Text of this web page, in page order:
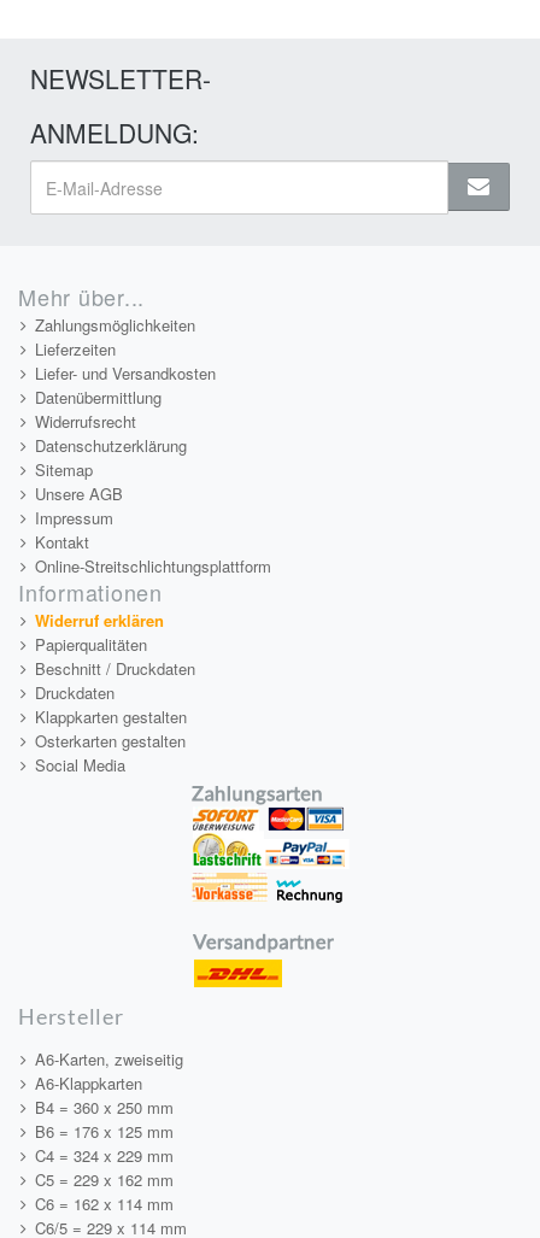
NEWSLETTER-
ANMELDUNG:
Mehr über...
Zahlungsmöglichkeiten
Lieferzeiten
Liefer- und Versandkosten
Datenübermittlung
Widerrufsrecht
Datenschutzerklärung
Sitemap
Unsere AGB
Impressum
Kontakt
Online-Streitschlichtungsplattform
Informationen
Widerruf erklären
Papierqualitäten
Beschnitt / Druckdaten
Druckdaten
Klappkarten gestalten
Osterkarten gestalten
Social Media
Hersteller
A6-Karten, zweiseitig
A6-Klappkarten
B4 = 360 x 250 mm
B6 = 176 x 125 mm
C4 = 324 x 229 mm
C5 = 229 x 162 mm
C6 = 162 x 114 mm
C6/5 = 229 x 114 mm